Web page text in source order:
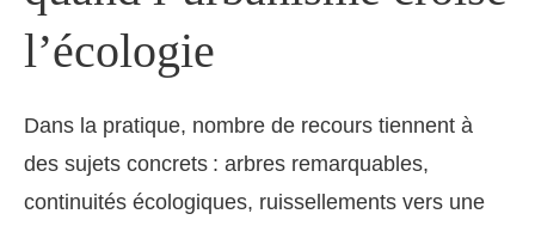
l’écologie
Dans la pratique, nombre de recours tiennent à
des sujets concrets : arbres remarquables,
continuités écologiques, ruissellements vers une